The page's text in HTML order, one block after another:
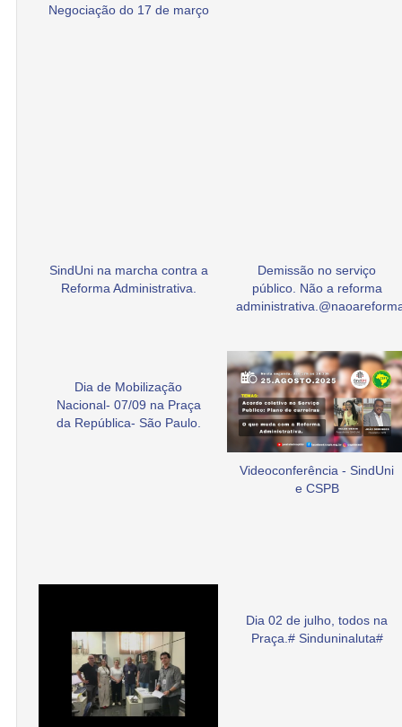
Negociação do 17 de março
SindUni na marcha contra a
Reforma Administrativa.
Demissão no serviço
público. Não a reforma
Dia de Mobilização
Nacional- 07/09 na Praça
da República- São Paulo.
Videoconferência - SindUni
e CSPB
Dia 02 de julho, todos na
Praça.# Sinduninaluta#